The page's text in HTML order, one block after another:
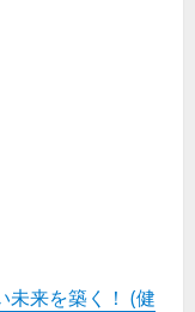
未来を築く！ (健